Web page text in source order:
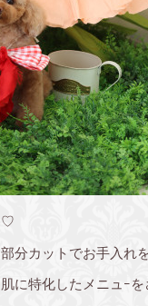
♡
分カットでお手入れ
に特化したメニュｰを